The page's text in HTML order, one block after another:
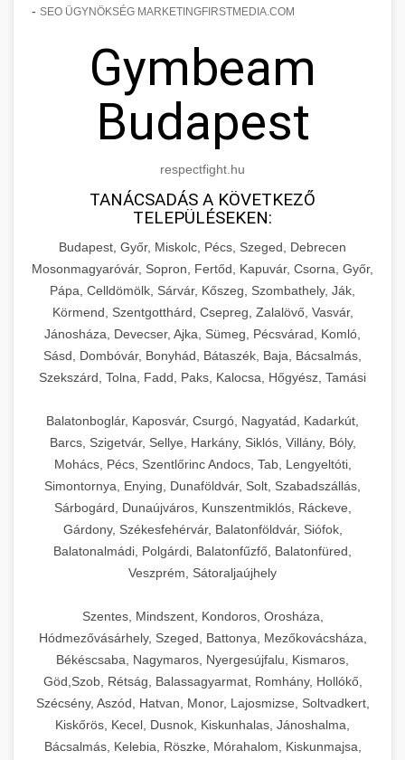
- SEO ÜGYNÖKSÉG MARKETINGFIRSTMEDIA.COM
Gymbeam
Budapest
respectfight.hu
TANÁCSADÁS A KÖVETKEZŐ
TELEPÜLÉSEKEN:
Budapest, Győr, Miskolc, Pécs, Szeged, Debrecen
Mosonmagyaróvár, Sopron, Fertőd, Kapuvár, Csorna, Győr,
Pápa, Celldömölk, Sárvár, Kőszeg, Szombathely, Ják,
Körmend, Szentgotthárd, Csepreg, Zalalövő, Vasvár,
Jánosháza, Devecser, Ajka, Sümeg, Pécsvárad, Komló,
Sásd, Dombóvár, Bonyhád, Bátaszék, Baja, Bácsalmás,
Szekszárd, Tolna, Fadd, Paks, Kalocsa, Hőgyész, Tamási
Balatonboglár, Kaposvár, Csurgó, Nagyatád, Kadarkút,
Barcs, Szigetvár, Sellye, Harkány, Siklós, Villány, Bóly,
Mohács, Pécs, Szentlőrinc Andocs, Tab, Lengyeltóti,
Simontornya, Enying, Dunaföldvár, Solt, Szabadszállás,
Sárbogárd, Dunaújváros, Kunszentmiklós, Ráckeve,
Gárdony, Székesfehérvár, Balatonföldvár, Siófok,
Balatonalmádi, Polgárdi, Balatonfűzfő, Balatonfüred,
Veszprém, Sátoraljaújhely
Szentes, Mindszent, Kondoros, Orosháza,
Hódmezővásárhely, Szeged, Battonya, Mezőkovácsháza,
Békéscsaba, Nagymaros, Nyergesújfalu, Kismaros,
Göd,Szob, Rétság, Balassagyarmat, Romhány, Hollókő,
Szécsény, Aszód, Hatvan, Monor, Lajosmizse, Soltvadkert,
Kiskőrös, Kecel, Dusnok, Kiskunhalas, Jánoshalma,
Bácsalmás, Kelebia, Röszke, Mórahalom, Kiskunmajsa,